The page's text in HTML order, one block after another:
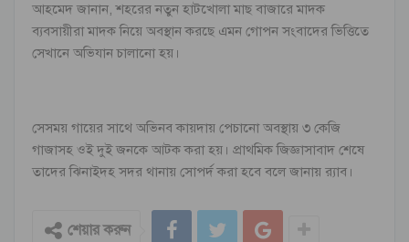
আহমেদ জানান, শহরের নতুন হাটখোলা মাছ বাজারে মাদক
ব্যবসায়ীরা মাদক নিয়ে অবস্থান করছে এমন গোপন সংবাদের ভিত্তিতে
সেখানে অভিযান চালানো হয়।
সেসময় গায়ের সাথে অভিনব কায়দায় পেচানো অবস্থায় ৩ কেজি
গাজাসহ ওই দুই জনকে আটক করা হয়। প্রাথমিক জিজ্ঞাসাবাদ শেষে
তাদের ঝিনাইদহ সদর থানায় সোপর্দ করা হবে বলে জানায় র‌্যাব।
শেয়ার করুন